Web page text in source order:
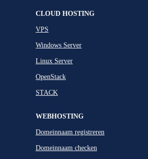
CLOUD HOSTING
VPS
Windows Server
Linux Server
OpenStack
STACK
WEBHOSTING
Domeinnaam registreren
Domeinnaam checken